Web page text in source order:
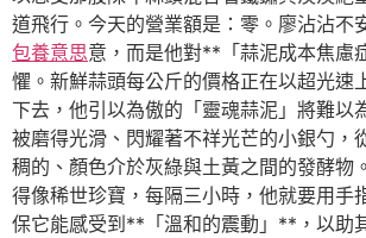
道飛行。今天的營業額是：零。廖沾沾不
包養意思意，而是他對**「蒜泥成本焦慮
懼。新鮮蒜頭每公斤的價格正在以超光速
下去，他引以為傲的「靈魂蒜泥」將難以
被磨得光滑、閃耀著不祥光芒的小銀勺，
稠的、顏色介於灰綠與土黃之間的發酵物
得像稀世珍寶，每隔三小時，他就要用手
保它能感受到**「溫和的震動」**，以助